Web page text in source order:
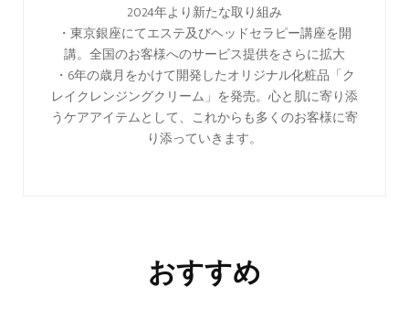
2024年より新たな取り組み
・東京銀座にてエステ及びヘッドセラピー講座を開
講。全国のお客様へのサービス提供をさらに拡大
・6年の歳月をかけて開発したオリジナル化粧品「ク
レイクレンジングクリーム」を発売。心と肌に寄り添
うケアアイテムとして、これからも多くのお客様に寄
り添っていきます。
おすすめ